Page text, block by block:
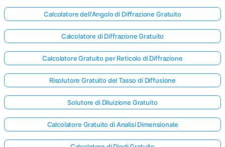
Calcolatore dell'Angolo di Diffrazione Gratuito
Calcolatore di Diffrazione Gratuito
Calcolatore Gratuito per Reticolo di Diffrazione
Risolutore Gratuito del Tasso di Diffusione
Solutore di Diluizione Gratuito
Calcolatore Gratuito di Analisi Dimensionale